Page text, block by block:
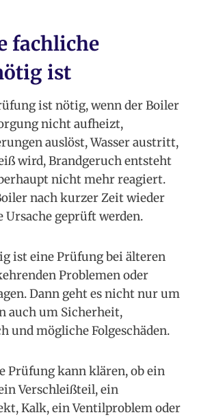
fachliche
ist
ist nötig, wenn der Boiler
nicht aufheizt,
auslöst, Wasser austritt,
wird, Brandgeruch entsteht
nicht mehr reagiert.
nach kurzer Zeit wieder
Ursache geprüft werden.
ist eine Prüfung bei älteren
Problemen oder
Dann geht es nicht nur um
auch um Sicherheit,
und mögliche Folgeschäden.
Prüfung kann klären, ob ein
Verschleißteil, ein
Kalk, ein Ventilproblem oder